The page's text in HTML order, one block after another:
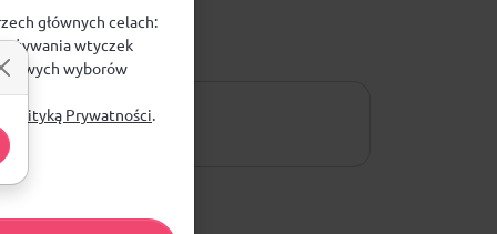
głównych celach:
używania wtyczek
wyborów
Polityką Prywatności